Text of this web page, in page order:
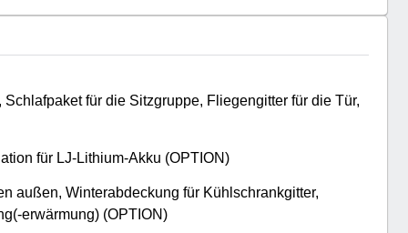
für die Sitzgruppe, Fliegengitter für die Tür,
für LJ-Lithium-Akku (ОPTION)
außen, Winterabdeckung für Kühlschrankgitter,
(-erwärmung) (ОPTION)